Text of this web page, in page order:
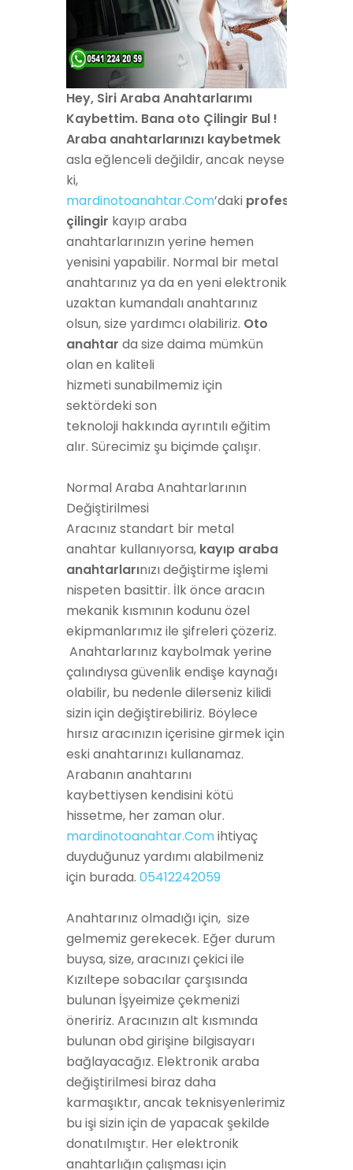
Hey, Siri Araba Anahtarlarımı
Kaybettim. Bana oto Çilingir Bul !
Araba anahtarlarınızı kaybetmek
asla eğlenceli değildir, ancak neyse
ki,
mardinotoanahtar.Com’daki profesyonel
çilingir kayıp araba
anahtarlarınızın yerine hemen
yenisini yapabilir. Normal bir metal
anahtarınız ya da en yeni elektronik
uzaktan kumandalı anahtarınız
olsun, size yardımcı olabiliriz. Oto
anahtar da size daima mümkün
olan en kaliteli
hizmetisunabilmemiz için
sektördekison
teknoloji hakkında ayrıntılıeğitim
alır. Sürecimiz şu biçimde çalışır.
Normal Araba Anahtarlarının
Değiştirilmesi
Aracınız standart bir metal
anahtar kullanıyorsa, kayıp araba
anahtarlarınızı değiştirme işlemi
nispeten basittir. İlk önce aracın
mekanik kısmının kodunu özel
ekipmanlarımız ile şifreleri çözeriz.
Anahtarlarınız kaybolmak yerine
çalındıysa güvenlik endişe kaynağı
olabilir, bu nedenle dilerseniz kilidi
sizin için değiştirebiliriz. Böylece
hırsız aracınızın içerisine girmek için
eski anahtarınızı kullanamaz.
Arabanın anahtarını
kaybettiysen kendisini kötü
hissetme, her zaman olur.
mardinotoanahtar.Comihtiyaç
duyduğunuz yardımı alabilmeniz
için burada. 05412242059
Anahtarınız olmadığı için, size
gelmemiz gerekecek. Eğer durum
buysa, size, aracınızı çekici ile
Kızıltepe sobacılar çarşısında
bulunan İşyeimize çekmenizi
öneririz. Aracınızın alt kısmında
bulunan obd girişine bilgisayarı
bağlayacağız. Elektronik araba
değiştirilmesi biraz daha
karmaşıktır, ancak teknisyenlerimiz
bu işi sizin için de yapacak şekilde
donatılmıştır. Her elektronik
anahtarlığın çalışması için